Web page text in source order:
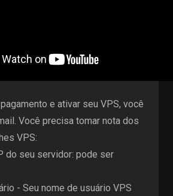
e ativar seu VPS, você
Você precisa tomar nota dos
VPS:
do seu servidor: pode ser
- Seu nome de usuário VPS